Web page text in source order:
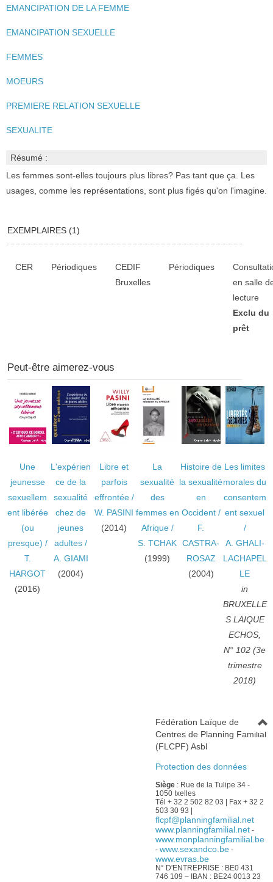
EMANCIPATION DE LA FEMME
EMANCIPATION SEXUELLE
FEMMES
MOEURS
PREMIERE RELATION SEXUELLE
SEXUALITE
Résumé :
Les femmes sont-elles toujours plus libres? Pas tant que ça. Les
usages, comme les représentations, sont plus figés qu'on l'imagine.
EXEMPLAIRES (1)
CER
Périodiques
CEDIF
Bruxelles
Périodiques
en salle
lecture
Exclu du
prêt
Peut-être aimerez-vous
Une
jeunesse
sexuellem
ent libérée
(ou
presque) /
T.
HARGOT
(2016)
L'expérien
ce de la
sexualité
chez de
jeunes
adultes /
A. GIAMI
(2004)
Libre et
parfois
effrontée/
W. PASINI
(2014)
La
sexualité
des
femmes en
Afrique/
S. TCHAK
(1999)
Histoire de
la sexualité
en
Occident/
F.
CASTRA-
ROSAZ
(2004)
Les limites
morales du
consentem
ent sexuel
/
A. GHALI-
LACHAPEL
LE
in
BRUXELLE
S LAIQUE
ECHOS,
N° 102 (3e
trimestre
2018)
Fédération Laïque de
Centres de Planning Familial
(FLCPF) Asbl
Protection des données
Siège: Rue de la Tulipe 34 -
1050 Ixelles
Tél + 32 2 502 82 03 | Fax + 32 2
503 30 93 |
flcpf@planningfamilial.net
www.planningfamilial.net-
www.monplanningfamilial.be
- www.sexandco.be-
www.evras.be
N° D'ENTREPRISE : BE0 431
746 109 – IBAN : BE24 0013 23